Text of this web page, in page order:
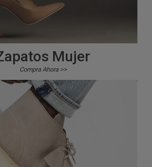
Mujer
Compra Ahora >>